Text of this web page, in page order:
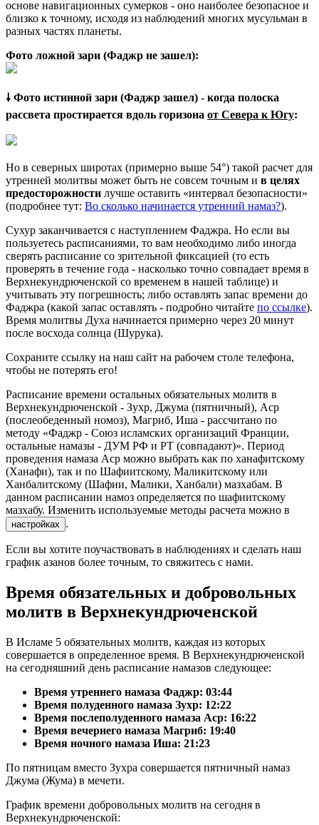
основе навигационных сумерков - оно наиболее безопасное и
близко к точному, исходя из наблюдений многих мусульман в
разных частях планеты.
Фото ложной зари (Фаджр не зашел):
🠗 Фото истинной зари (Фаджр зашел) - когда полоска
рассвета простирается вдоль горизона от Севера к Югу:
Но в северных широтах (примерно выше 54°) такой расчет для
утренней молитвы может быть не совсем точным и в целях
предосторожности лучше оставить «интервал безопасности»
(подробнее тут: Во сколько начинается утренний намаз?).
Сухур заканчивается с наступлением Фаджра. Но если вы
пользуетесь расписаниями, то вам необходимо либо иногда
сверять расписание со зрительной фиксацией (то есть
проверять в течение года - насколько точно совпадает время в
Верхнекундрюченской со временем в нашей таблице) и
учитывать эту погрешность; либо оставлять запас времени до
Фаджра (какой запас оставлять - подробно читайте по ссылке).
Время молитвы Духа начинается примерно через 20 минут
после восхода солнца (Шурука).
Сохраните ссылку на наш сайт на рабочем столе телефона,
чтобы не потерять его!
Расписание времени остальных обязательных молитв в
Верхнекундрюченской - Зухр, Джума (пятничный), Аср
(послеобеденный номоз), Магриб, Иша - рассчитано по
методу «Фаджр - Союз исламских организаций Франции,
остальные намазы - ДУМ РФ и РТ (совпадают)». Период
проведения намаза Аср можно выбрать как по ханафитскому
(Ханафи), так и по Шафиитскому, Маликитскому или
Ханбалитскому (Шафии, Малики, Ханбали) мазхабам. В
данном расписании намоз определяется по шафиитскому
мазхабу. Изменить используемые методы расчета можно в
настройках .
Если вы хотите поучаствовать в наблюдениях и сделать наш
график азанов более точным, то свяжитесь с нами.
Время обязательных и добровольных
молитв в Верхнекундрюченской
В Исламе 5 обязательных молитв, каждая из которых
совершается в определенное время. В Верхнекундрюченской
на сегодняшний день расписание намазов следующее:
Время утреннего намаза Фаджр: 03:44
Время полуденного намаза Зухр: 12:22
Время послеполуденного намаза Аср: 16:22
Время вечернего намаза Магриб: 19:40
Время ночного намаза Иша: 21:23
По пятницам вместо Зухра совершается пятничный намаз
Джума (Жума) в мечети.
График времени добровольных молитв на сегодня в
Верхнекундрюченской: